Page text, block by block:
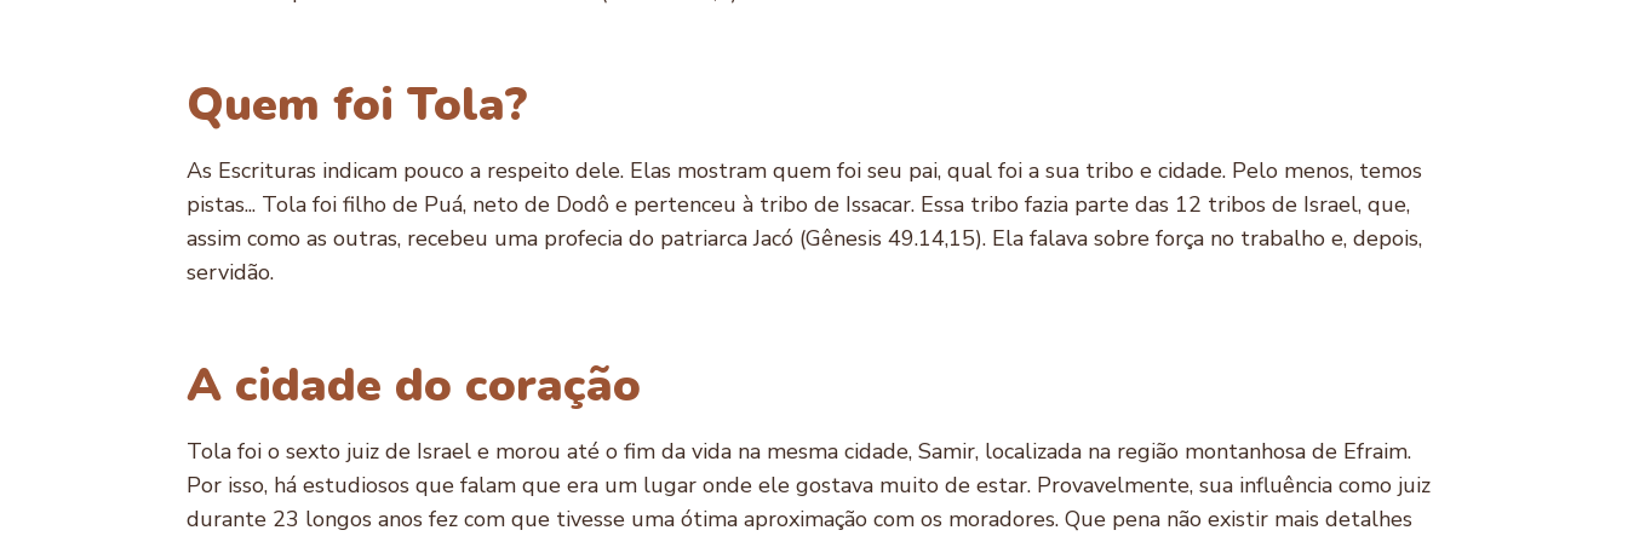
Quem foi Tola?
As Escrituras indicam pouco a respeito dele. Elas mostram quem foi seu pai, qual foi a sua tribo e cidade. Pelo menos, temos
pistas... Tola foi filho de Puá, neto de Dodô e pertenceu à tribo de Issacar. Essa tribo fazia parte das 12 tribos de Israel, que,
assim como as outras, recebeu uma profecia do patriarca Jacó (Gênesis 49.14,15). Ela falava sobre força no trabalho e, depois,
servidão.
A cidade do coração
Tola foi o sexto juiz de Israel e morou até o fim da vida na mesma cidade, Samir, localizada na região montanhosa de Efraim.
Por isso, há estudiosos que falam que era um lugar onde ele gostava muito de estar. Provavelmente, sua influência como juiz
durante 23 longos anos fez com que tivesse uma ótima aproximação com os moradores. Que pena não existir mais detalhes